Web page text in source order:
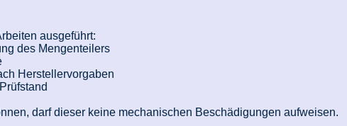
ausgeführt:
des Mengenteilers
Herstellervorgaben
darf dieser keine mechanischen Beschädigungen aufweisen.